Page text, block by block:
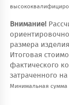
Внимание!
размера
Итоговая
фактического
затраченного
Минимальная сумма